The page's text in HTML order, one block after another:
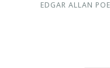
EDGAR ALLAN